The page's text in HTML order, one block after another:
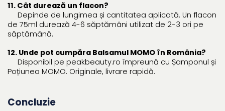
11. Cât durează un flacon?
Depinde de lungimea și cantitatea aplicată. Un flacon
de 75ml durează 4-6 săptămâni utilizat de 2-3 ori pe
săptămână.
12. Unde pot cumpăra Balsamul MOMO în România?
Disponibil pe peakbeauty.ro împreună cu Șamponul și
Poțiunea MOMO. Originale, livrare rapidă.
Concluzie